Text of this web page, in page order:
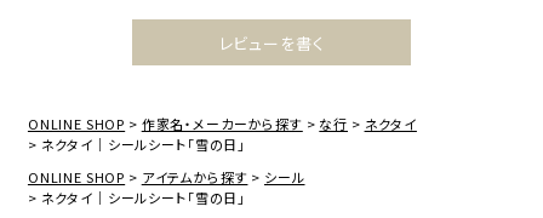
レビューを書く
ONLINE SHOP 作家名・メーカーから探す な行
ネクタイ
ネクタイ｜シールシート「雪の日」
ONLINE SHOP
アイテムから探す
シール
ネクタイ｜シールシート「雪の日」